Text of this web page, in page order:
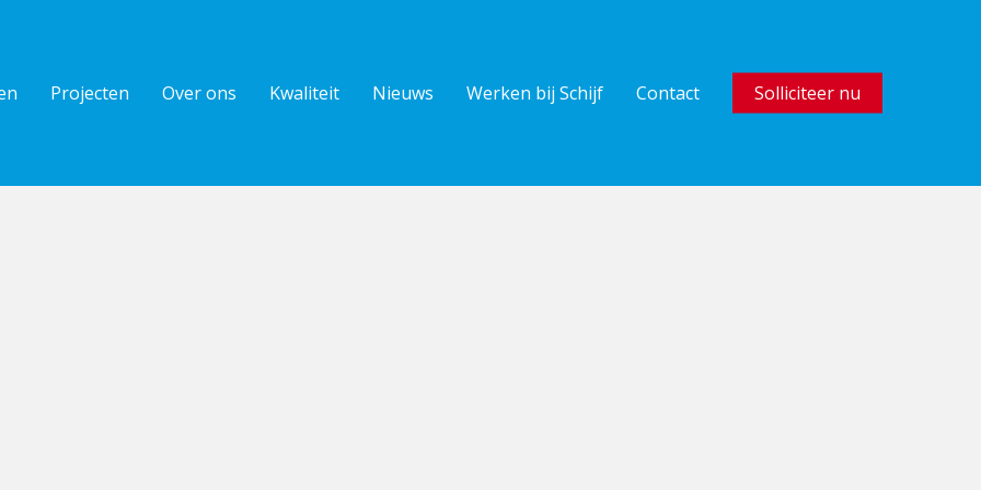
Projecten Over ons Kwaliteit Nieuws Werken bij Schijf Contact Solliciteer nu